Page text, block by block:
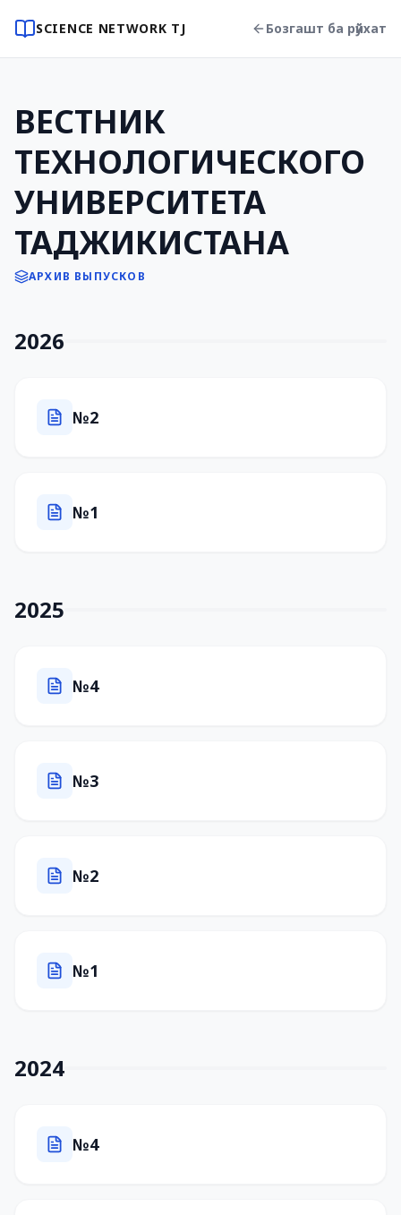
SCIENCE NETWORK TJ Бозгашт ба рӯйхат
ВЕСТНИК
ТЕХНОЛОГИЧЕСКОГО
УНИВЕРСИТЕТА
ТАДЖИКИСТАНА
АРХИВ ВЫПУСКОВ
2026
№2
№1
2025
№4
№3
№2
№1
2024
№4